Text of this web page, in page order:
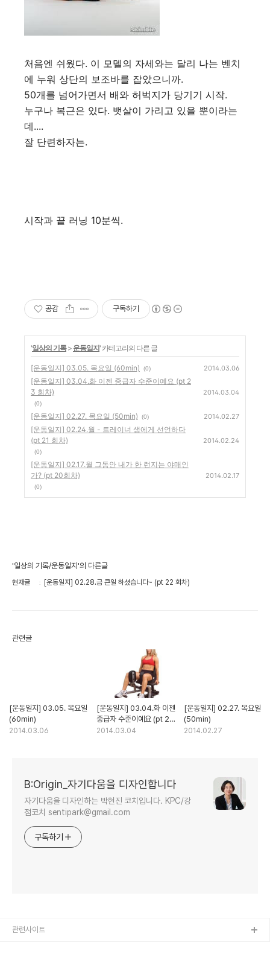
처음엔 쉬웠다. 이 모델의 자세와는 달리 나는 벤치
에 누워 상단의 보조바를 잡았으니까.
50개를 넘어가면서 배와 허벅지가 당기기 시작.
누구나 복근은 있다. 뱃살이 가리고 있을 뿐이라는
데....
잘 단련하자는.
시작과 끝 러닝 10분씩.
공감 구독하기
'일상의 기록> 운동일지' 카테고리의 다른 글
[운동일지] 03.05. 목요일 (60min) (0) 2014.03.06
[운동일지] 03.04.화 이젠 중급자 수준이예요 (pt 2
3 회차)
(0)
2014.03.04
[운동일지] 02.27. 목요일 (50min) (0) 2014.02.27
[운동일지] 02.24.월 - 트레이너 샘에게 선언하다
(pt 21 회차)
(0)
2014.02.24
[운동일지] 02.17.월 그동안 내가 한 런지는 야매인
가? (pt 20회차)
(0)
2014.02.17
'일상의 기록/운동일지'의 다른글
현재글 [운동일지] 02.28.금 큰일 하셨습니다~ (pt 22 회차)
관련글
[운동일지] 03.05. 목요일
(60min)
2014.03.06
[운동일지] 03.04.화 이젠
중급자 수준이예요 (pt 23
회차)
2014.03.04
[운동일지] 02.27. 목요일
(50min)
2014.02.27
B:Origin_자기다움을 디자인합니다
자기다움을 디자인하는 박현진 코치입니다. KPC/강
점코치 sentipark@gmail.com
구독하기
관련사이트